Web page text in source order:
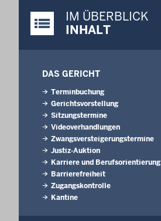
Justiz-Portal im Überblick:
IM ÜBERBLICK
INHALT
DAS GERICHT
Terminbuchung
Gerichtsvorstellung
Sitzungstermine
Videoverhandlungen
Zwangsversteigerungs­termine
Justiz-Auktion
Karriere und Berufsorientierung
Barrierefreiheit
Zugangskontrolle
Kantine